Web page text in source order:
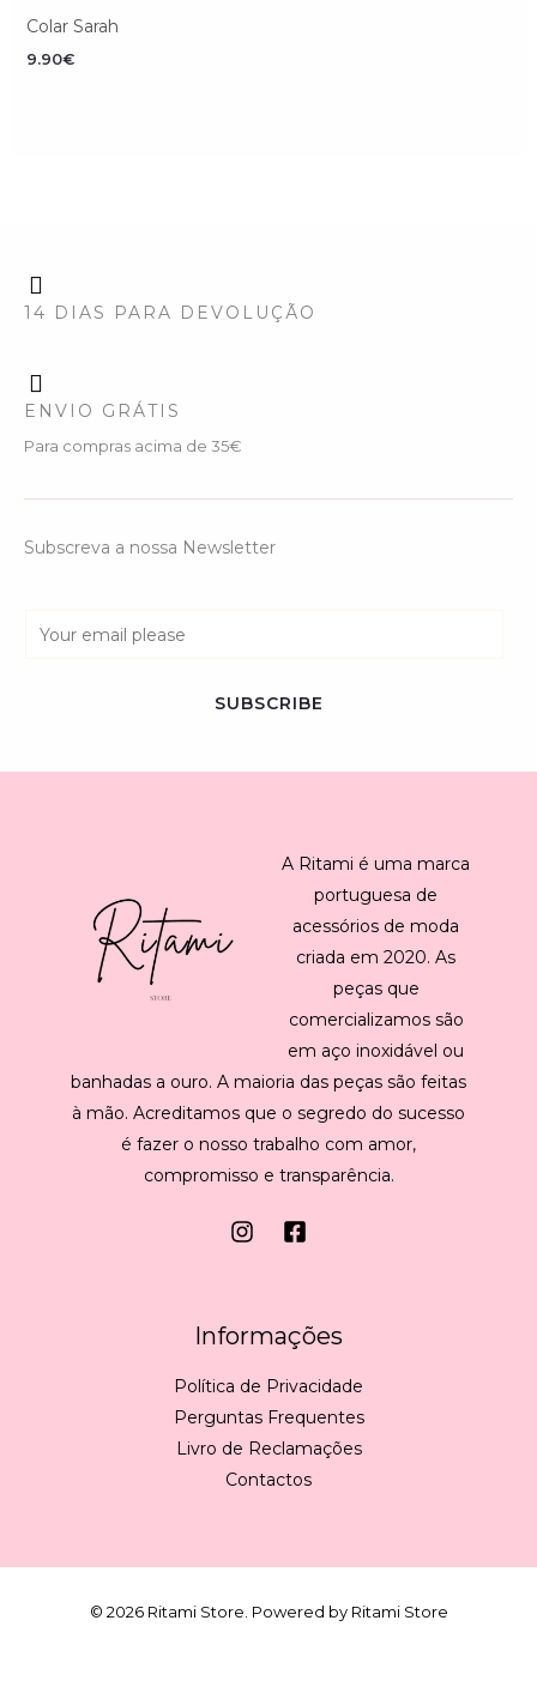
Colar Sarah
9.90€
14 DIAS PARA DEVOLUÇÃO
ENVIO GRÁTIS
Para compras acima de 35€
Subscreva a nossa Newsletter
SUBSCRIBE
A Ritami é uma marca
portuguesa de
acessórios de moda
criada em 2020. As
peças que
comercializamos são
em aço inoxidável ou
banhadas a ouro. A maioria das peças são feitas
à mão. Acreditamos que o segredo do sucesso
é fazer o nosso trabalho com amor,
compromisso e transparência.
Informações
Política de Privacidade
Perguntas Frequentes
Livro de Reclamações
Contactos
© 2026 Ritami Store. Powered by Ritami Store